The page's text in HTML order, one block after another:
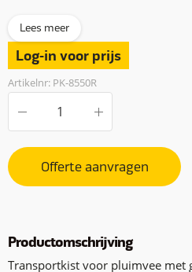
Lees meer
Log-in voor prijs
Artikelnr: PK-8550R
Offerte aanvragen
Productomschrijving
Transportkist voor pluimvee met